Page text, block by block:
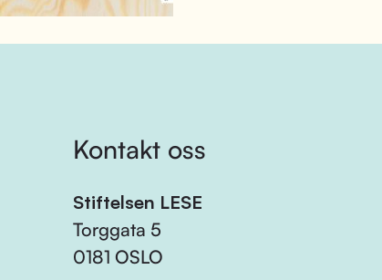
Kontakt oss
Stiftelsen LESE
Torggata 5
0181 OSLO